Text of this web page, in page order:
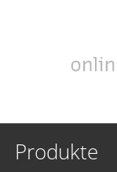
Produkte